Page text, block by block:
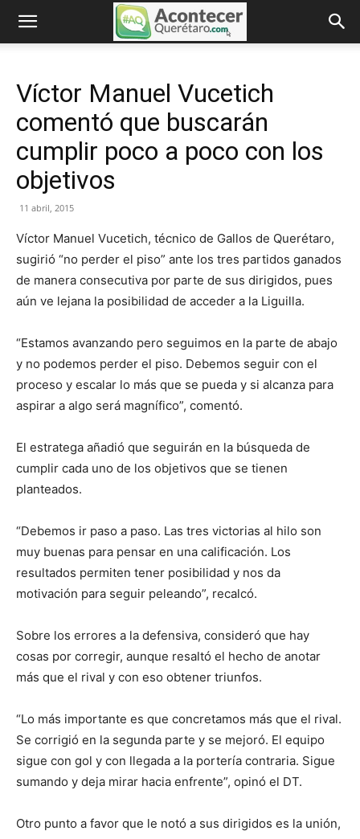
Víctor Manuel Vucetich
comentó que buscarán
cumplir poco a poco con los
objetivos
11 abril, 2015
Víctor Manuel Vucetich, técnico de Gallos de Querétaro,
sugirió “no perder el piso” ante los tres partidos ganados
de manera consecutiva por parte de sus dirigidos, pues
aún ve lejana la posibilidad de acceder a la Liguilla.
“Estamos avanzando pero seguimos en la parte de abajo
y no podemos perder el piso. Debemos seguir con el
proceso y escalar lo más que se pueda y si alcanza para
aspirar a algo será magnífico”, comentó.
El estratega añadió que seguirán en la búsqueda de
cumplir cada uno de los objetivos que se tienen
planteados.
“Debemos ir paso a paso. Las tres victorias al hilo son
muy buenas para pensar en una calificación. Los
resultados permiten tener posibilidad y nos da
motivación para seguir peleando”, recalcó.
Sobre los errores a la defensiva, consideró que hay
cosas por corregir, aunque resaltó el hecho de anotar
más que el rival y con eso obtener triunfos.
“Lo más importante es que concretamos más que el rival.
Se corrigió en la segunda parte y se mejoró. El equipo
sigue con gol y con llegada a la portería contraria. Sigue
sumando y deja mirar hacia enfrente”, opinó el DT.
Otro punto a favor que le notó a sus dirigidos es la unión,